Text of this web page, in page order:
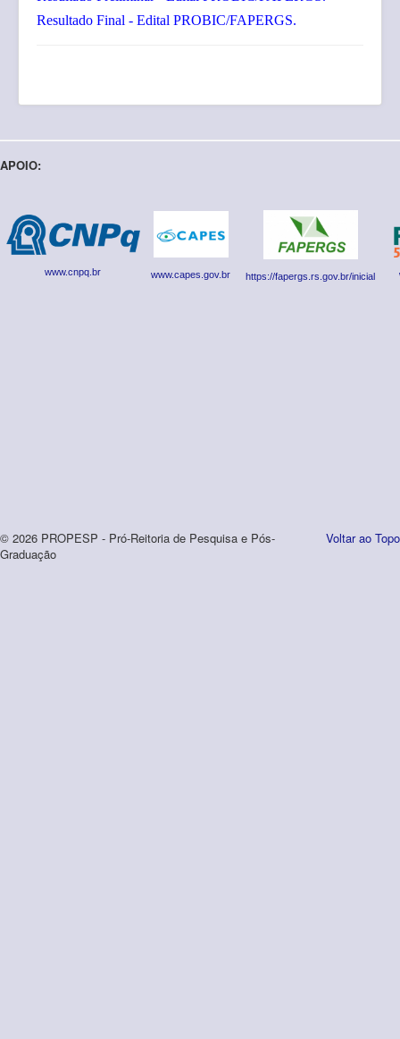
Resultado Final - Edital PROBIC/FAPERGS.
APOIO:
www.cnpq.br www.capes.gov.br https://fapergs.rs.gov.br/inicial
Voltar ao Topo
© 2026 PROPESP - Pró-Reitoria de Pesquisa e Pós-
Graduação